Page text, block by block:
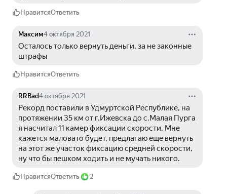
НравитсяОтветить
Максим4 октября 2021
Осталось только вернуть деньги, за не законные
штрафы
НравитсяОтветить
RRBad4 октября 2021
Рекорд поставили в Удмуртской Республике, на
протяжении 35 км от г.Ижевска до с.Малая Пурга
я насчитал 11 камер фиксации скорости. Мне
кажется маловато будет, предлагаю еще вернуть
на этот же участок фиксацию средней скорости,
ну что бы пешком ходить и не мучать никого.
НравитсяОтветить 2